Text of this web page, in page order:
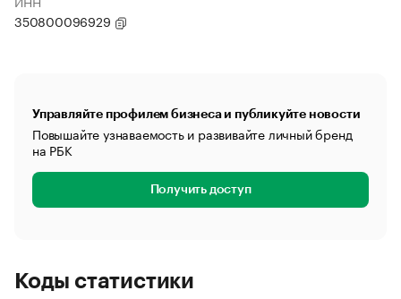
350800096929
Управляйте профилем бизнеса и публикуйте новости
Повышайте узнаваемость и развивайте личный бренд
на РБК
Получить доступ
Коды статистики